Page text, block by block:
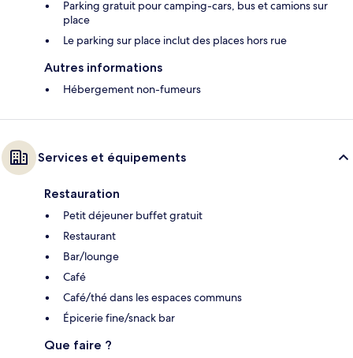
Parking gratuit pour camping-cars, bus et camions sur
place
Le parking sur place inclut des places hors rue
Autres informations
Hébergement non-fumeurs
Services et équipements
Restauration
Petit déjeuner buffet gratuit
Restaurant
Bar/lounge
Café
Café/thé dans les espaces communs
Épicerie fine/snack bar
Que faire ?